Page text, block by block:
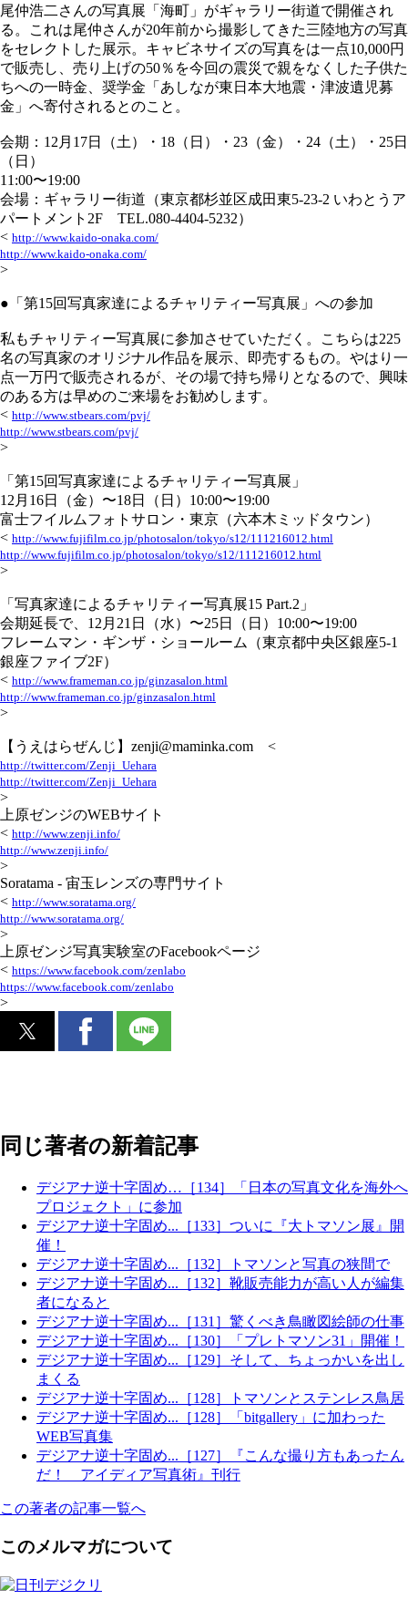
尾仲浩二さんの写真展「海町」がギャラリー街道で開催され
る。これは尾仲さんが20年前から撮影してきた三陸地方の写真
をセレクトした展示。キャビネサイズの写真をは一点10,000円
で販売し、売り上げの50％を今回の震災で親をなくした子供た
ちへの一時金、奨学金「あしなが東日本大地震・津波遺児募
金」へ寄付されるとのこと。
会期：12月17日（土）・18（日）・23（金）・24（土）・25日
（日）
11:00〜19:00
会場：ギャラリー街道（東京都杉並区成田東5-23-2 いわとうア
パートメント2F TEL.080-4404-5232）
< http://www.kaido-onaka.com/
http://www.kaido-onaka.com/
>
●「第15回写真家達によるチャリティー写真展」への参加
私もチャリティー写真展に参加させていただく。こちらは225
名の写真家のオリジナル作品を展示、即売するもの。やはり一
点一万円で販売されるが、その場で持ち帰りとなるので、興味
のある方は早めのご来場をお勧めします。
< http://www.stbears.com/pvj/
http://www.stbears.com/pvj/
>
「第15回写真家達によるチャリティー写真展」
12月16日（金）〜18日（日）10:00〜19:00
富士フイルムフォトサロン・東京（六本木ミッドタウン）
< http://www.fujifilm.co.jp/photosalon/tokyo/s12/111216012.html
http://www.fujifilm.co.jp/photosalon/tokyo/s12/111216012.html
>
「写真家達によるチャリティー写真展15 Part.2」
会期延長で、12月21日（水）〜25日（日）10:00〜19:00
フレームマン・ギンザ・ショールーム（東京都中央区銀座5-1
銀座ファイブ2F）
< http://www.frameman.co.jp/ginzasalon.html
http://www.frameman.co.jp/ginzasalon.html
>
【うえはらぜんじ】zenji@maminka.com <
http://twitter.com/Zenji_Uehara
http://twitter.com/Zenji_Uehara
>
上原ゼンジのWEBサイト
< http://www.zenji.info/
http://www.zenji.info/
>
Soratama - 宙玉レンズの専門サイト
< http://www.soratama.org/
http://www.soratama.org/
>
上原ゼンジ写真実験室のFacebookページ
< https://www.facebook.com/zenlabo
https://www.facebook.com/zenlabo
>
同じ著者の新着記事
デジアナ逆十字固め…［134］「日本の写真文化を海外へ
プロジェクト」に参加
デジアナ逆十字固め...［133］ついに『大トマソン展』開
催！
デジアナ逆十字固め...［132］トマソンと写真の狭間で
デジアナ逆十字固め...［132］靴販売能力が高い人が編集
者になると
デジアナ逆十字固め...［131］驚くべき鳥瞰図絵師の仕事
デジアナ逆十字固め...［130］「プレトマソン31」開催！
デジアナ逆十字固め...［129］そして、ちょっかいを出し
まくる
デジアナ逆十字固め...［128］トマソンとステンレス鳥居
デジアナ逆十字固め...［128］「bitgallery」に加わった
WEB写真集
デジアナ逆十字固め...［127］『こんな撮り方もあったん
だ！ アイディア写真術』刊行
この著者の記事一覧へ
このメルマガについて